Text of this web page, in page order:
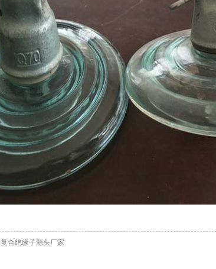
复合绝缘子源头厂家